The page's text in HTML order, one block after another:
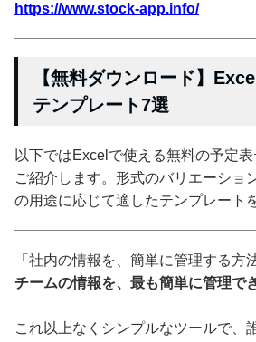
https://www.stock-app.info/
【無料ダウンロード】
テンプレート7選
以下ではExcelで使える無料の予定
ご紹介します。形式のバリエーショ
の用途に応じて適したテンプレート
「社内の情報を、簡単に管理する方
チームの情報を、最も簡単に管理で
これ以上なくシンプルなツールで、